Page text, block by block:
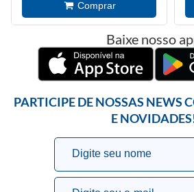
Baixe nosso
PARTICIPE DE NOSSAS NEWS
E